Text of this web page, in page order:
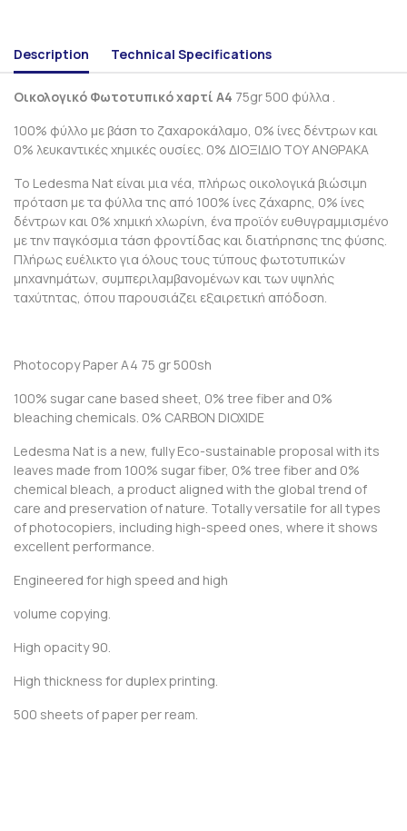
Description Technical Specifications
Οικολογικό Φωτοτυπικό χαρτί Α4 75gr 500 φύλλα .
100% φύλλο με βάση το ζαχαροκάλαμο, 0% ίνες δέντρων και
0% λευκαντικές χημικές ουσίες. 0% ΔΙΟΞΙΔΙΟ ΤΟΥ ΑΝΘΡΑΚΑ
Το Ledesma Nat είναι μια νέα, πλήρως οικολογικά βιώσιμη
πρόταση με τα φύλλα της από 100% ίνες ζάχαρης, 0% ίνες
δέντρων και 0% χημική χλωρίνη, ένα προϊόν ευθυγραμμισμένο
με την παγκόσμια τάση φροντίδας και διατήρησης της φύσης.
Πλήρως ευέλικτο για όλους τους τύπους φωτοτυπικών
μηχανημάτων, συμπεριλαμβανομένων και των υψηλής
ταχύτητας, όπου παρουσιάζει εξαιρετική απόδοση.
Photocopy Paper A4 75 gr 500sh
100% sugar cane based sheet, 0% tree fiber and 0%
bleaching chemicals. 0% CARBON DIOXIDE
Ledesma Nat is a new, fully Eco-sustainable proposal with its
leaves made from 100% sugar fiber, 0% tree fiber and 0%
chemical bleach, a product aligned with the global trend of
care and preservation of nature. Totally versatile for all types
of photocopiers, including high-speed ones, where it shows
excellent performance.
Engineered for high speed and high
volume copying.
High opacity 90.
High thickness for duplex printing.
500 sheets of paper per ream.